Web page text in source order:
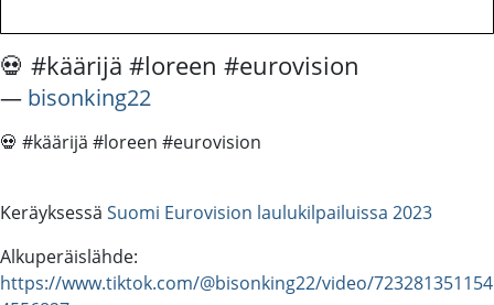
💀 #käärijä #loreen #eurovision
― bisonking22
💀 #käärijä #loreen #eurovision
Keräyksessä Suomi Eurovision laulukilpailuissa 2023
Alkuperäislähde:
https://www.tiktok.com/@bisonking22/video/723281351154